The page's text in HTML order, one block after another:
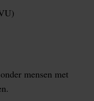
mensen met